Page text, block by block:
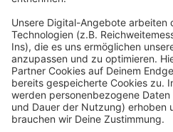
Engagement über die
Anzeige
Auch abseits der Musik
Aufmerksamkeit. Bei den